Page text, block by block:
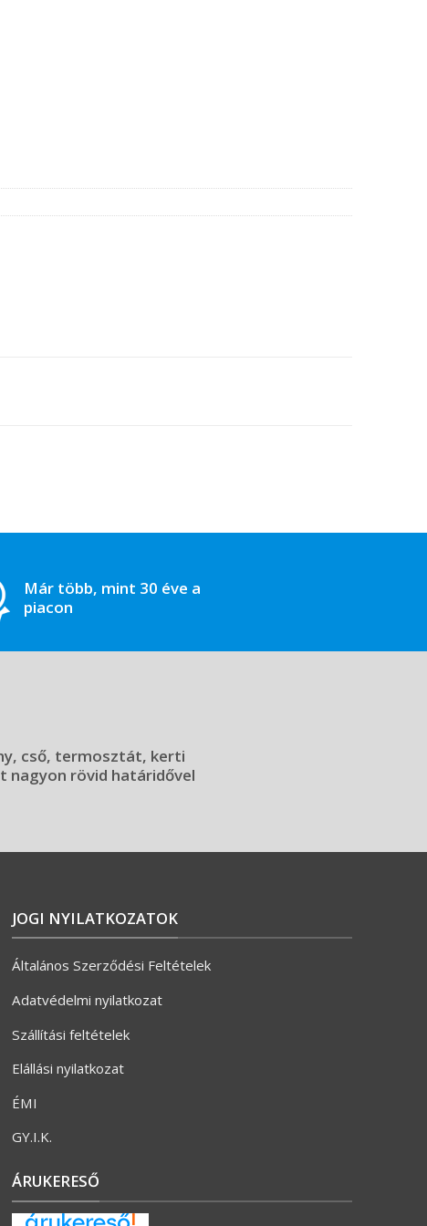
mennyiség
Már több, mint 30 éve a
piacon
cső, termosztát, kerti
nagyon rövid határidővel
JOGI NYILATKOZATOK
Általános Szerződési Feltételek
Adatvédelmi nyilatkozat
Szállítási feltételek
Elállási nyilatkozat
ÉMI
GY.I.K.
ÁRUKERESŐ